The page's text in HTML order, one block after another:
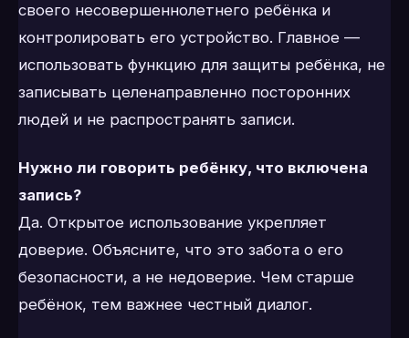
своего несовершеннолетнего ребёнка и
контролировать его устройство. Главное —
использовать функцию для защиты ребёнка, не
записывать целенаправленно посторонних
людей и не распространять записи.
Нужно ли говорить ребёнку, что включена
запись?
Да. Открытое использование укрепляет
доверие. Объясните, что это забота о его
безопасности, а не недоверие. Чем старше
ребёнок, тем важнее честный диалог.